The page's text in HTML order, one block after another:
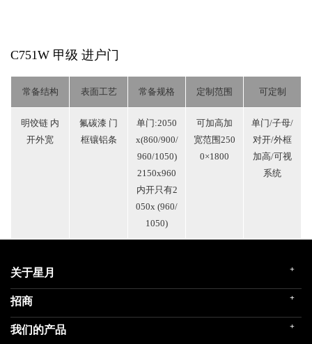
C751W 甲级 进户门
常备结构 表面工艺 常备规格 定制范围 可定制
明饺链 内
开外宽
氟碳漆 门
框镶铝条
单门:2050
x(860/900/
960/1050)
2150x960
内开只有2
050x (960/
1050)
可加高加
宽范围250
0×1800
单门/子母/
对开/外框
加高/可视
系统
关于星月 +
企业简介
企业文化
招商 +
门店展示
我们的产品 +